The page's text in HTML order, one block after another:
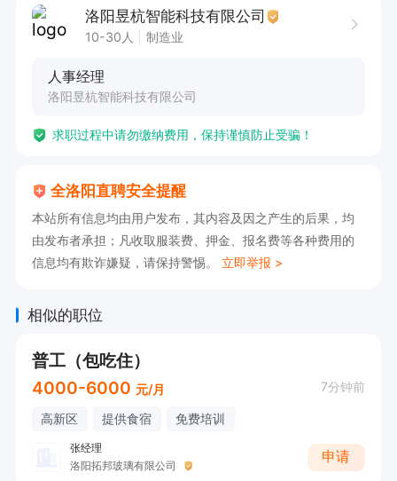
洛阳昱杭智能科技有限公司
10-30人 制造业
人事经理
洛阳昱杭智能科技有限公司
求职过程中请勿缴纳费用，保持谨慎防止受骗！
全洛阳直聘安全提醒
本站所有信息均由用户发布，其内容及因之产生的后果，均
由发布者承担；凡收取服装费、押金、报名费等各种费用的
信息均有欺诈嫌疑，请保持警惕。 立即举报 >
相似的职位
普工（包吃住）
4000-6000 元/月 7分钟前
高新区 提供食宿 免费培训
张经理
洛阳拓邦玻璃有限公司
申请